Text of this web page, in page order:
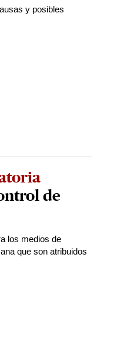
y posibles
de
los medios de
que son atribuidos